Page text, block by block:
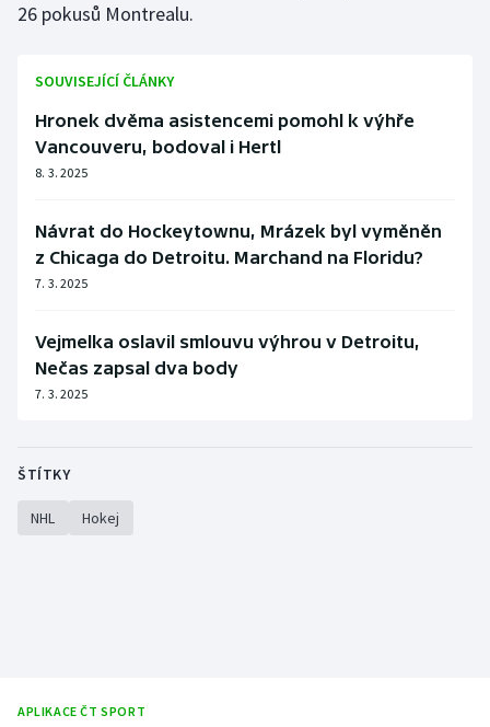
26 pokusů Montrealu.
SOUVISEJÍCÍ ČLÁNKY
Hronek dvěma asistencemi pomohl k výhře
Vancouveru, bodoval i Hertl
8. 3. 2025
Návrat do Hockeytownu, Mrázek byl vyměněn
z Chicaga do Detroitu. Marchand na Floridu?
7. 3. 2025
Vejmelka oslavil smlouvu výhrou v Detroitu,
Nečas zapsal dva body
7. 3. 2025
ŠTÍTKY
NHL Hokej
APLIKACE ČT SPORT